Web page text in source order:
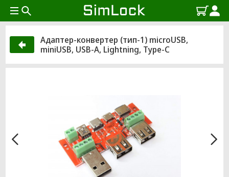
Адаптер-конвертер (тип-1) microUSB,
miniUSB, USB-A, Lightning, Type-C